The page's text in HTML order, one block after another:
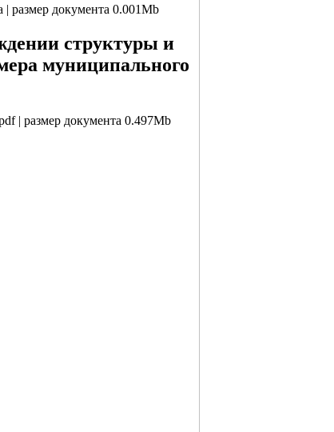
| размер документа 0.001Mb
структуры и
муниципального
| размер документа 0.497Mb